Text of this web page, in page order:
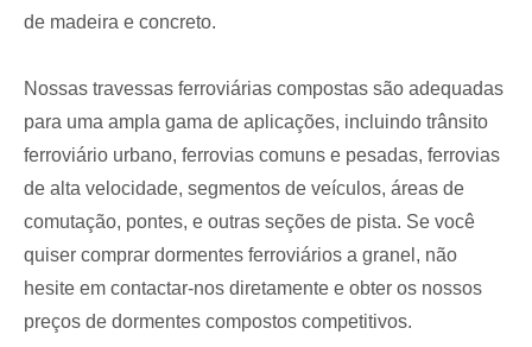
de madeira e concreto.
Nossas travessas ferroviárias compostas são adequadas
para uma ampla gama de aplicações, incluindo trânsito
ferroviário urbano, ferrovias comuns e pesadas, ferrovias
de alta velocidade, segmentos de veículos, áreas de
comutação, pontes, e outras seções de pista. Se você
quiser comprar dormentes ferroviários a granel, não
hesite em contactar-nos diretamente e obter os nossos
preços de dormentes compostos competitivos.